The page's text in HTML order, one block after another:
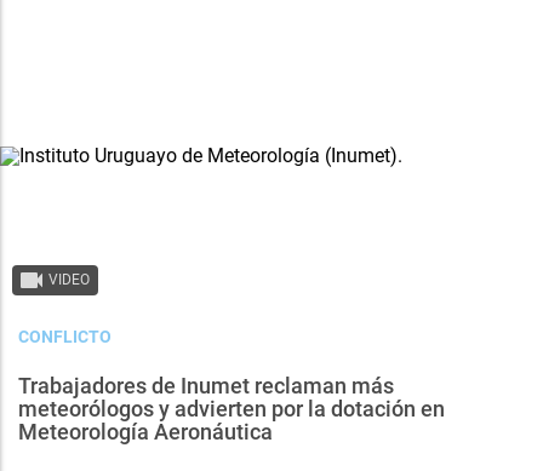
VIDEO
CONFLICTO
Trabajadores de Inumet reclaman más
meteorólogos y advierten por la dotación en
Meteorología Aeronáutica